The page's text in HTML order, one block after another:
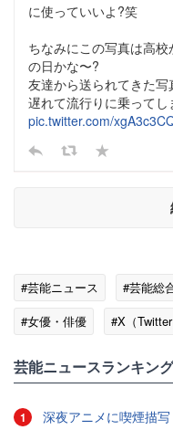
に使っていいよ?笑
ちなみにこの写真は高
の日かな〜?
友達から送られてきた
遅れて流行りに乗って
pic.twitter.com/
#芸能ニュース #芸能総
#女優・俳優
#X（
芸能ニュースランキング
1 深夜アニメに喫煙描